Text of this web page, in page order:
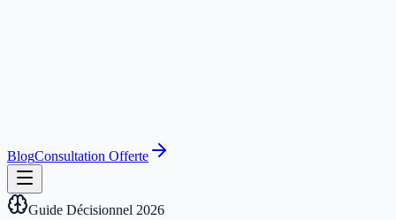
BlogConsultation Offerte
Guide Décisionnel 2026